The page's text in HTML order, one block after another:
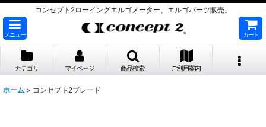
コンセプト2ローイングエルゴメーター、エルゴパーツ販売。
メニュー カート
カテゴリ マイページ 商品検索 ご利用案内
ホーム > コンセプト2ブレード